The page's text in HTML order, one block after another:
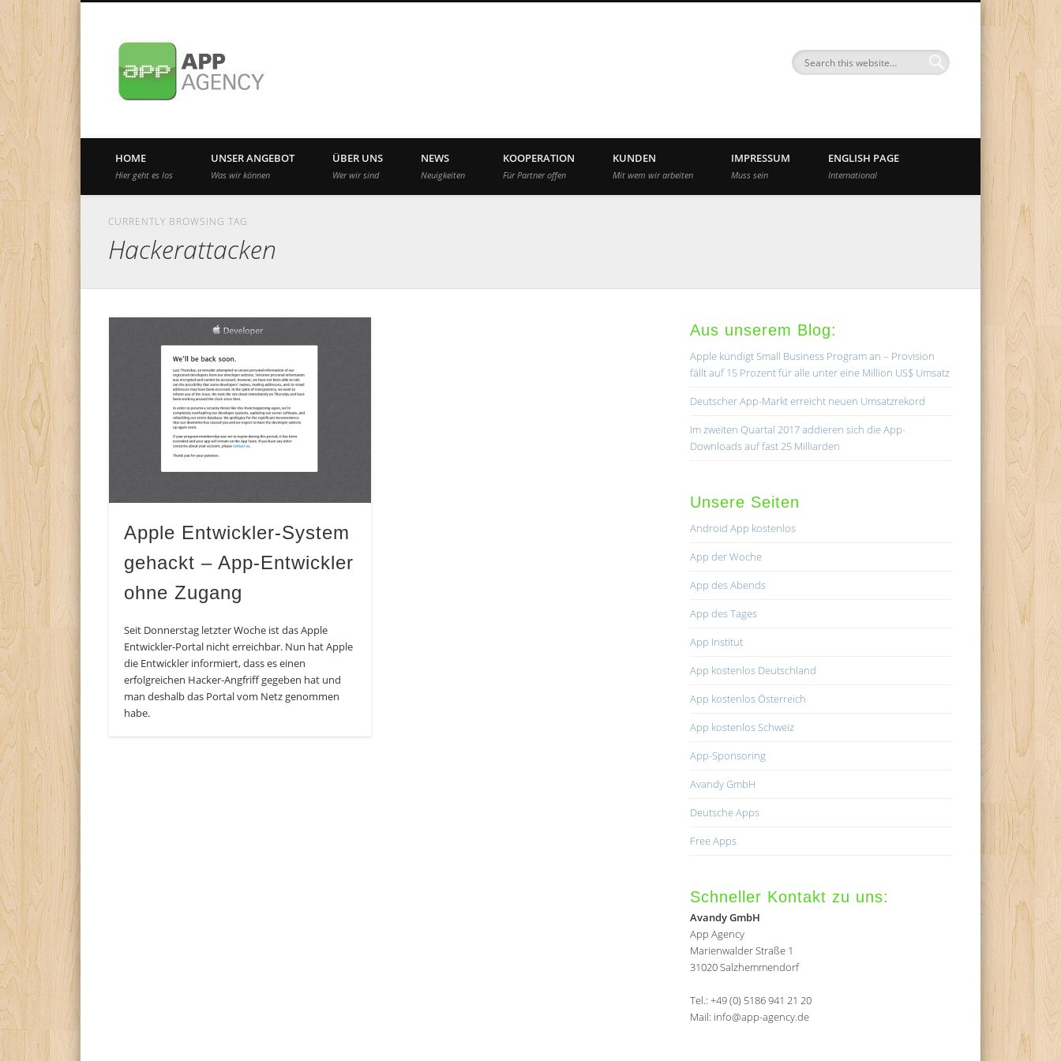
Internationale App-Agentur seit 2010
HOME
Hier geht es los
UNSER ANGEBOT
Was wir können
ÜBER UNS
Wer wir sind
NEWS
Neuigkeiten
KOOPERATION
Für Partner offen
KUNDEN
Mit wem wir arbeiten
IMPRESSUM
Muss sein
ENGLISH PAGE
International
CURRENTLY BROWSING TAG
Hackerattacken
Apple Entwickler-System
gehackt – App-Entwickler
ohne Zugang
Seit Donnerstag letzter Woche ist das Apple
Entwickler-Portal nicht erreichbar. Nun hat Apple
die Entwickler informiert, dass es einen
erfolgreichen Hacker-Angfriff gegeben hat und
man deshalb das Portal vom Netz genommen
habe.
Aus unserem Blog:
Apple kündigt Small Business Program an – Provision
fällt auf 15 Prozent für alle unter eine Million US$ Umsatz
Deutscher App-Markt erreicht neuen Umsatzrekord
Im zweiten Quartal 2017 addieren sich die App-
Downloads auf fast 25 Milliarden
Unsere Seiten
Android App kostenlos
App der Woche
App des Abends
App des Tages
App Institut
App kostenlos Deutschland
App kostenlos Österreich
App kostenlos Schweiz
App-Sponsoring
Avandy GmbH
Deutsche Apps
Free Apps
Schneller Kontakt zu uns:
Avandy GmbH
App Agency
Marienwalder Straße 1
31020 Salzhemmendorf
Tel.: +49 (0) 5186 941 21 20
Mail: info@app-agency.de